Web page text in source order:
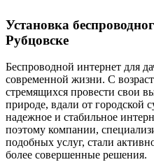
Установка
Рубцовске
Беспроводной интернет для
современной жизни. С
стремящихся провести свои
природе, вдали от городской
надежное и стабильное
поэтому компании,
подобных услуг, стали
более совершенные решения.